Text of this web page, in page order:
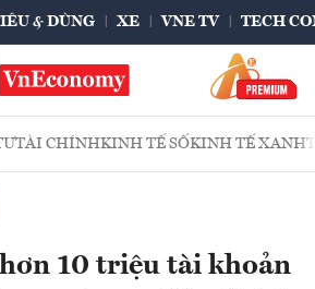
& DÙNG XE VNE TV TECH
TÀI CHÍNHKINH TẾ SỐKINH TẾ XANH
hơn 10 triệu tài khoản